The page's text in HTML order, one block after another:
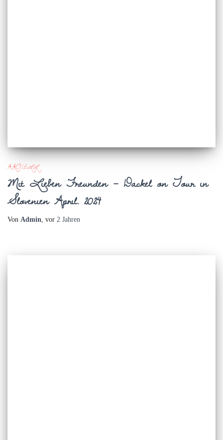
AKTUELL
Mit Lieben Freunden – Dackel on Tour in
Slovenien April. 2024
Von Admin, vor 2 Jahren